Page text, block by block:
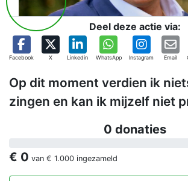
Deel deze actie via:
Facebook X Linkedin WhatsApp Instagram Email
Op dit moment verdien ik
zingen en kan ik mijzelf niet
0 donaties
€ 0 van € 1.000 ingezameld